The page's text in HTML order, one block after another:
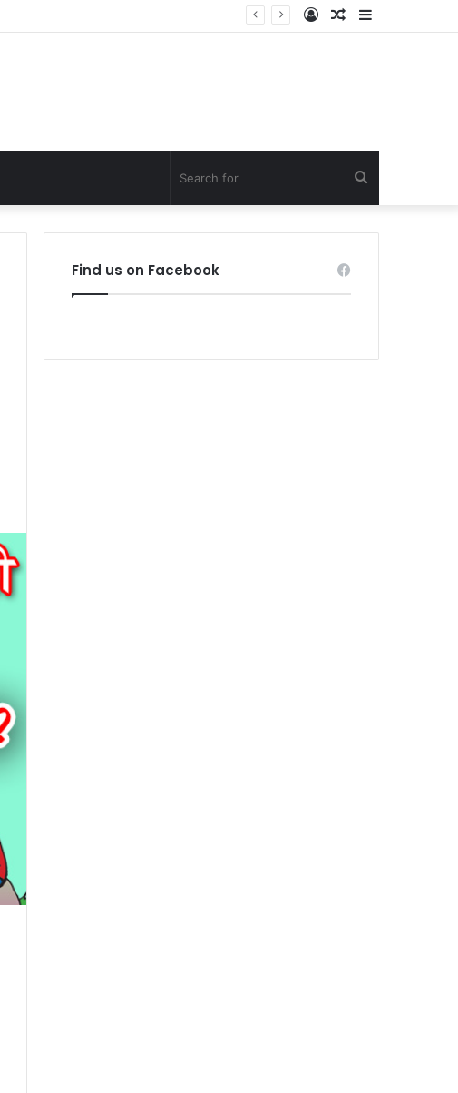
Sidebar
Random
Log
for
Find us on Facebook